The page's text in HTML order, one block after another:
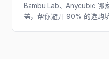
Bambu Lab、Anycubic 哪
盖，帮你避开 90% 的选购坑